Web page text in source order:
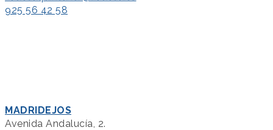
925 56 42 58
MADRIDEJOS
Avenida Andalucía, 2.